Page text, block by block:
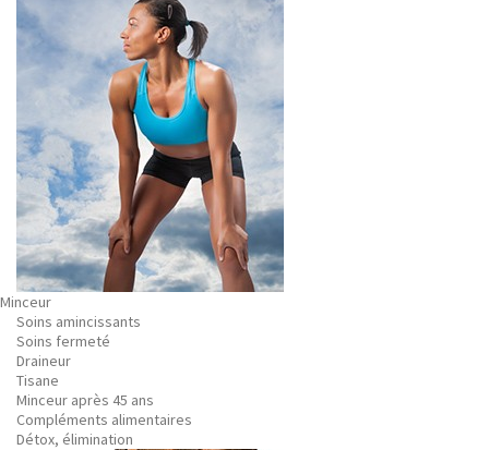
Minceur
Soins amincissants
Soins fermeté
Draineur
Tisane
Minceur après 45 ans
Compléments alimentaires
Détox, élimination